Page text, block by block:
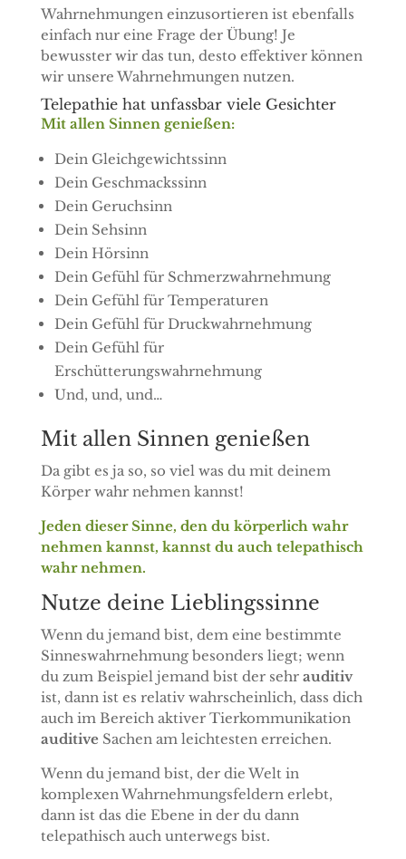
Wahrnehmungen einzusortieren ist ebenfalls
einfach nur eine Frage der Übung! Je
bewusster wir das tun, desto effektiver können
wir unsere Wahrnehmungen nutzen.
Telepathie hat unfassbar viele Gesichter
Mit allen Sinnen genießen:
Dein Gleichgewichtssinn
Dein Geschmackssinn
Dein Geruchsinn
Dein Sehsinn
Dein Hörsinn
Dein Gefühl für Schmerzwahrnehmung
Dein Gefühl für Temperaturen
Dein Gefühl für Druckwahrnehmung
Dein Gefühl für
Erschütterungswahrnehmung
Und, und, und…
Mit allen Sinnen genießen
Da gibt es ja so, so viel was du mit deinem
Körper wahr nehmen kannst!
Jeden dieser Sinne, den du körperlich wahr
nehmen kannst, kannst du auch telepathisch
wahr nehmen.
Nutze deine Lieblingssinne
Wenn du jemand bist, dem eine bestimmte
Sinneswahrnehmung besonders liegt; wenn
du zum Beispiel jemand bist der sehr auditiv
ist, dann ist es relativ wahrscheinlich, dass dich
auch im Bereich aktiver Tierkommunikation
auditive Sachen am leichtesten erreichen.
Wenn du jemand bist, der die Welt in
komplexen Wahrnehmungsfeldern erlebt,
dann ist das die Ebene in der du dann
telepathisch auch unterwegs bist.